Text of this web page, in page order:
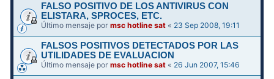
FALSO POSITIVO DE LOS ANTIVIRUS CON
ELISTARA, SPROCES, ETC.
Último mensaje pormsc hotline sat « 23 Sep 2008, 19:11
FALSOS POSITIVOS DETECTADOS POR LAS
UTILIDADES DE EVALUACION
Último mensaje pormsc hotline sat « 26 Jun 2007, 15:46